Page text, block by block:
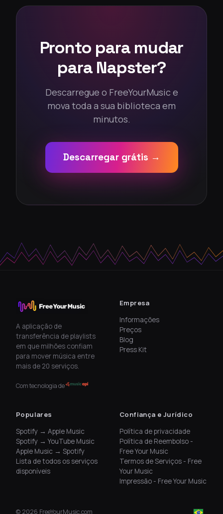
Pronto para mudar
para Napster?
Descarregue o FreeYourMusic e
mova toda a sua biblioteca em
minutos.
Descarregar grátis →
A aplicação de
transferência de playlists
em que milhões confiam
para mover música entre
mais de 20 serviços.
Com tecnologia de
Empresa
Informações
Preços
Blog
Press Kit
Populares
Spotify → Apple Music
Spotify → YouTube Music
Apple Music → Spotify
Lista de todos os serviços
disponíveis
Confiança e Jurídico
Política de privacidade
Política de Reembolso -
Free Your Music
Termos de Serviços - Free
Your Music
Impressão - Free Your Music
© 2026 FreeYourMusic.com